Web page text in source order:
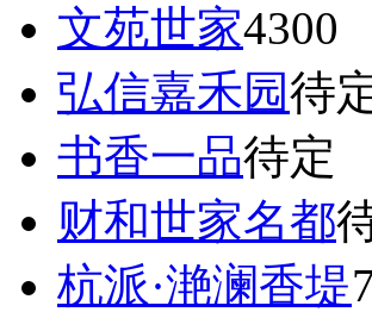
文苑世家4300
弘信嘉禾园待
书香一品待定
财和世家名都
杭派·滟澜香堤